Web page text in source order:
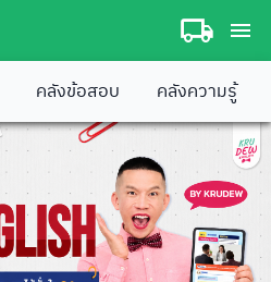
คลังข้อสอบ คลังความรู้